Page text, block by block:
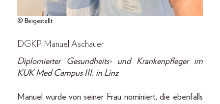
© Beigestellt
DGKP Manuel Aschauer
Diplomierter Gesundheits- und Krankenpfleger im
KUK Med Campus III. in Linz
Manuel wurde von seiner Frau nominiert, die ebenfalls